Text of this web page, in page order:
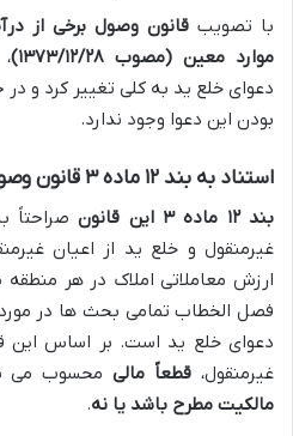
با تصویب قانون وصول برخی از
موارد معین (مصوب ۱۳۷۳/۱۲/۲۸)
دعوای خلع ید به کلی تغییر کرد و
بودن این دعوا وجود ندارد.
استناد به بند ۱۲ ماده ۳ قانون وصول برخی از درآمدهای دولت
بند ۱۲ ماده ۳ این قانون
صراحتاً
غیرمنقول و خلع ید از اعیان
ارزش معاملاتی املاک در هر
فصل الخطاب تمامی بحث ها در
دعوای خلع ید است. بر اساس این
غیرمنقول، قطعاً مالیمحسوب می
مالکیت مطرح باشد یا نه.